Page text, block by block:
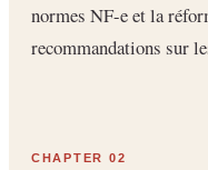
normes NF-e et la
recommandations sur